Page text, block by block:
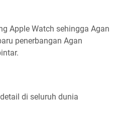
Apple Watch sehingga Agan
penerbangan Agan
di seluruh dunia